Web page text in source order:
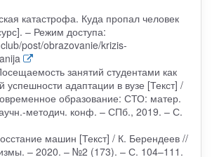
катастрофа. Куда пропал человек
– Режим доступа:
post/obrazovanie/krizis-
занятий студентами как
успешности адаптации в вузе [Текст] /
образование: СТО: матер.
методич. конф. – СПб., 2019. – С.
машин [Текст] / К. Берендеев //
– 2020. – №2 (173). – С. 104–111.